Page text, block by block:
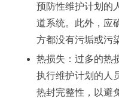
预防性维护计划的
道系统。此外，应
方都没有污垢或污
热损失：过多的热
执行维护计划的人
热封完整性，以避